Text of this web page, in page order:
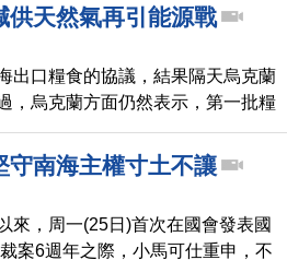
死刑並不適當」。
供天然氣再引能源戰
出口糧食的協議，結果隔天烏克蘭
，烏克蘭方面仍然表示，第一批糧
羅斯又宣布將要削減輸往歐洲的天
升高。
守南海主權寸土不讓
來，周一(25日)首次在國會發表國
案6週年之際，小馬可仕重申，不